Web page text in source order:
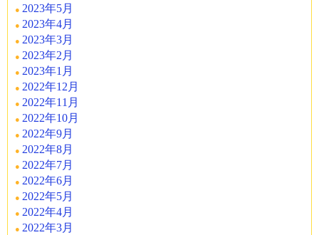
2023年5月
2023年4月
2023年3月
2023年2月
2023年1月
2022年12月
2022年11月
2022年10月
2022年9月
2022年8月
2022年7月
2022年6月
2022年5月
2022年4月
2022年3月